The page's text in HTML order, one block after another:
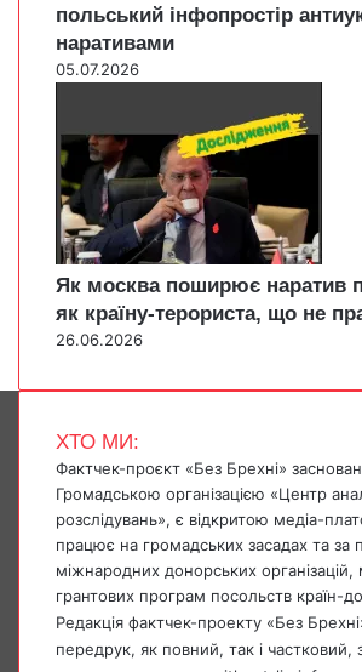
польський інфопростір
наративами
05.07.2026
Як москва поширює наратив
як країну-терориста, що не
26.06.2026
ХТО МИ:
Фактчек-проєкт «Без Брехні»
Громадською організацією «Центр
розслідувань», є відкритою медіа-
працює на громадських засадах та за
міжнародних донорських
грантових програм посольств країн-
Редакція фактчек-проекту «Без
передрук, як повний, так і частковий,